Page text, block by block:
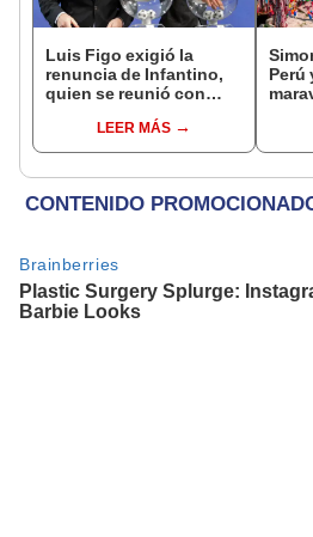
Luis Figo exigió la
renuncia de Infantino,
quien se reunió con
en Marruecos
LEER MÁS
Perú
lo
país"